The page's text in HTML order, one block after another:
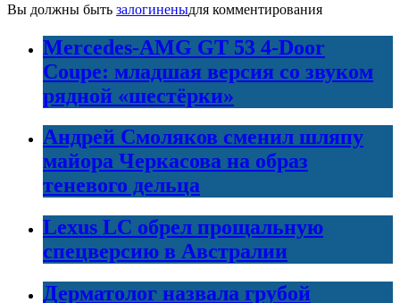
Вы должны быть залогиненыдля комментирования
Mercedes-AMG GT 53 4-Door
Coupe: младшая версия со звуком
рядной «шестёрки»
Андрей Смоляков сменил шляпу
майора Черкасова на образ
теневого дельца
Lexus LC обрел прощальную
спецверсию в Австралии
Дерматолог назвала грубой